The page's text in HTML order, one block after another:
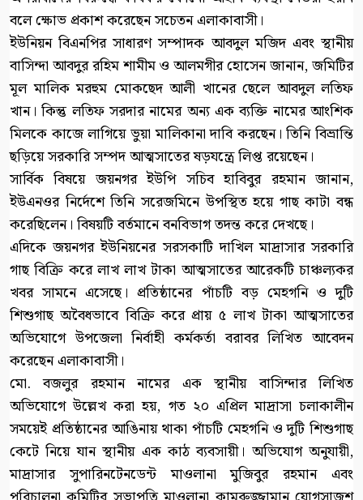
বলে ক্ষোভ প্রকাশ করেছেন সচেতন এলাকাবাসী।
ইউনিয়ন বিএনপির সাধারণ সম্পাদক আবদুল মজিদ এবং স্থানীয়
বাসিন্দা আবদুর রহিম শামীম ও আলমগীর হোসেন জানান, জমিটির
মূল মালিক মরহুম মোকছেদ আলী খানের ছেলে আবদুল লতিফ
খান। কিন্তু লতিফ সরদার নামের অন্য এক ব্যক্তি নামের আংশিক
মিলকে কাজে লাগিয়ে ভুয়া মালিকানা দাবি করছেন। তিনি বিভ্রান্তি
ছড়িয়ে সরকারি সম্পদ আত্মসাতের ষড়যন্ত্রে লিপ্ত রয়েছেন।
সার্বিক বিষয়ে জয়নগর ইউপি সচিব হাবিবুর রহমান জানান,
ইউএনওর নির্দেশে তিনি সরেজমিনে উপস্থিত হয়ে গাছ কাটা বন্ধ
করেছিলেন। বিষয়টি বর্তমানে বনবিভাগ তদন্ত করে দেখছে।
এদিকে জয়নগর ইউনিয়নের সরসকাটি দাখিল মাদ্রাসার সরকারি
গাছ বিক্রি করে লাখ লাখ টাকা আত্মসাতের আরেকটি চাঞ্চল্যকর
খবর সামনে এসেছে। প্রতিষ্ঠানের পাঁচটি বড় মেহগনি ও দুটি
শিশুগাছ অবৈধভাবে বিক্রি করে প্রায় ৫ লাখ টাকা আত্মসাতের
অভিযোগে উপজেলা নির্বাহী কর্মকর্তা বরাবর লিখিত আবেদন
করেছেন এলাকাবাসী।
মো. বজলুর রহমান নামের এক স্থানীয় বাসিন্দার লিখিত
অভিযোগে উল্লেখ করা হয়, গত ২০ এপ্রিল মাদ্রাসা চলাকালীন
সময়েই প্রতিষ্ঠানের আঙিনায় থাকা পাঁচটি মেহগনি ও দুটি শিশুগাছ
কেটে নিয়ে যান স্থানীয় এক কাঠ ব্যবসায়ী। অভিযোগ অনুযায়ী,
মাদ্রাসার সুপারিনটেনডেন্ট মাওলানা মুজিবুর রহমান এবং